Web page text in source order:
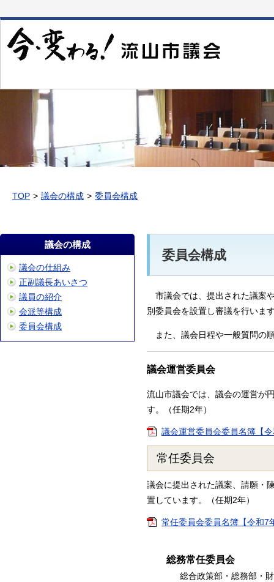
文
移
動
TOP 議会の構成 委員会構成
委員会構成
市議会では、提出された議案
別委員会を設置し審議を行いま
また、議会日程や一般質問の
議会運営委員会
流山市議会では、議会の運営が
す。（任期2年）
議会運営委員会委員名簿【
常任委員会
議会に提出された議案、請願・
置しています。（任期2年）
常任委員会委員名簿【令和7
総務常任委員会
総合政策部・総務部・
議会の構成
議会の仕組み
正副議長あいさつ
議員の紹介
会派等構成
委員会構成